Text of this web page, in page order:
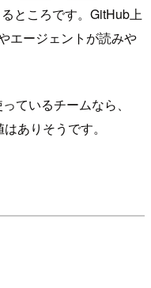
ところです。GitHub上
エージェントが読みや
ているチームなら、
ありそうです。